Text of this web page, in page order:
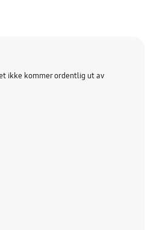
ikke kommer ordentlig ut av